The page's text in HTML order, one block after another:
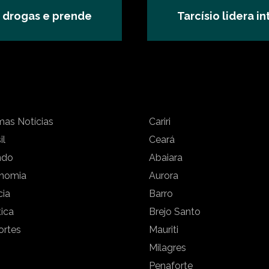
drogas e prende Tarcísio lidera
Notícias
Cariri
Ceará
Abaiara
Aurora
Barro
Brejo Santo
Mauriti
Milagres
Penaforte